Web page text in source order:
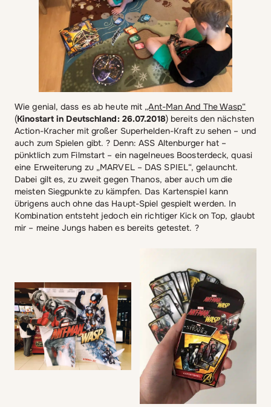
Wie genial, dass es ab heute mit „Ant-Man And The Wasp“
(Kinostart in Deutschland: 26.07.2018) bereits den nächsten
Action-Kracher mit großer Superhelden-Kraft zu sehen – und
auch zum Spielen gibt. ? Denn: ASS Altenburger hat –
pünktlich zum Filmstart – ein nagelneues Boosterdeck, quasi
eine Erweiterung zu „MARVEL – DAS SPIEL“, gelauncht.
Dabei gilt es, zu zweit gegen Thanos, aber auch um die
meisten Siegpunkte zu kämpfen. Das Kartenspiel kann
übrigens auch ohne das Haupt-Spiel gespielt werden. In
Kombination entsteht jedoch ein richtiger Kick on Top, glaubt
mir – meine Jungs haben es bereits getestet. ?